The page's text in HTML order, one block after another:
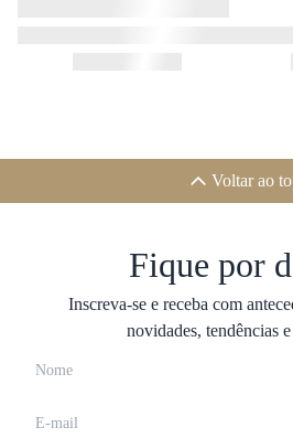
Voltar ao
Fique por
Inscreva-se e receba com
novidades, tendências